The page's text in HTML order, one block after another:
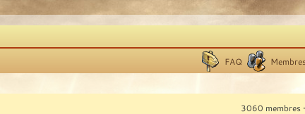
FAQ
3060 membres •